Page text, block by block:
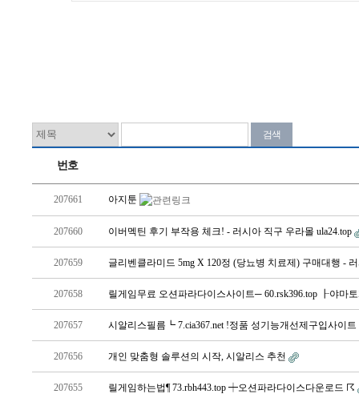
번호
207661 아지툰
207660 이버멕틴 후기 부작용 체크! - 러시아 직구 우라몰 ula24.top
207659 글리벤클라미드 5mg X 120정 (당뇨병 치료제) 구매대행 -
207658 릴게임무료 오션파라다이스사이트─ 60.rsk396.top ┠야마
207657 시알리스필름┗ 7.cia367.net !정품 성기능개선제구입사이
207656 개인 맞춤형 솔루션의 시작, 시알리스 추천
207655 릴게임하는법¶ 73.rbh443.top ┿오션파라다이스다운로드 ☈